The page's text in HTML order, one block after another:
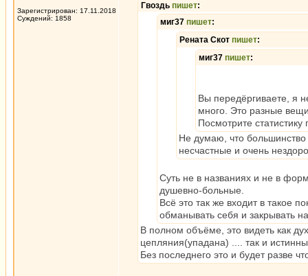
Зарегистрирован: 17.11.2018
Суждений: 1858
Гвоздь пишет:
миг37 пишет:
Рената Скот пишет:
миг37 пишет:
Вы передёргиваете, я
много. Это разные
Посмотрите
Не думаю, что
несчастные и очень
Суть не в названиях и не в
душевно-больные.
Всё это так же входит в такое
обманывать себя и закрывать
В полном объёме, это видеть как
цепляния(упадана) .... так и
Без последнего это и будет разве